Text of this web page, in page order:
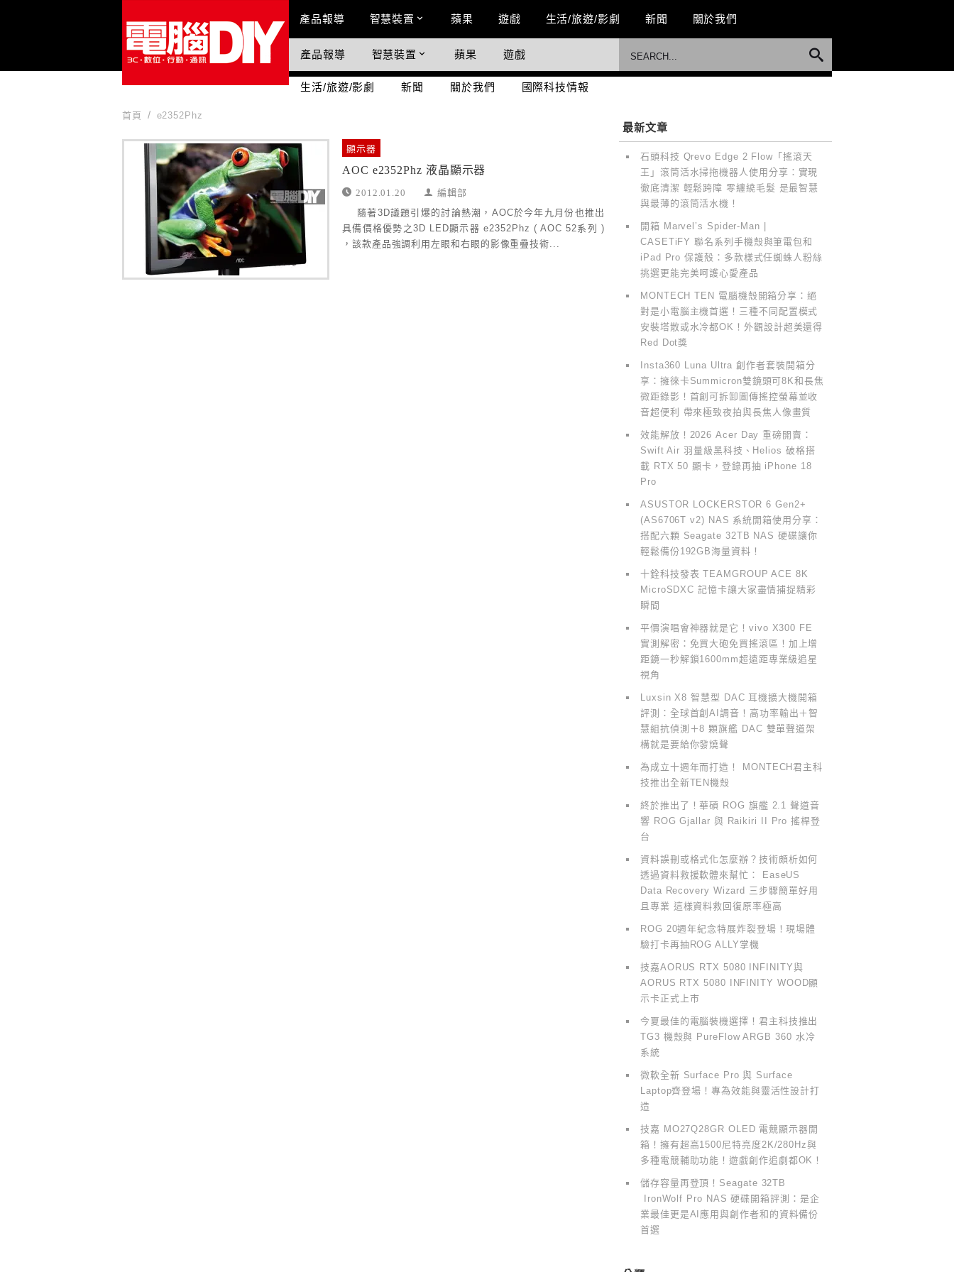
Main Menu
產品報導 智慧裝置 蘋果 遊戲 生活/旅遊/影劇 新聞 關於我們
國際科技情報
產品報導 智慧裝置 蘋果 遊戲
生活/旅遊/影劇 新聞 關於我們 國際科技情報
首頁 e2352Phz
e2352Phz 顯示器
AOC e2352Phz 液晶顯示器
2012.01.20 編輯部
隨著3D議題引爆的討論熱潮，AOC於今年九月份也推出
具備價格優勢之3D LED顯示器 e2352Phz ( AOC 52系列 )
，該款產品強調利用左眼和右眼的影像重疊技術...
最新文章
石頭科技 Qrevo Edge 2 Flow「搖滾天
王」滾筒活水掃拖機器人使用分享：實現
徹底清潔 輕鬆跨障 零纏繞毛髮 是最智慧
與最薄的滾筒活水機！
開箱 Marvel’s Spider-Man |
CASETiFY 聯名系列手機殼與筆電包和
iPad Pro 保護殼：多款樣式任蜘蛛人粉絲
挑選更能完美呵護心愛產品
MONTECH TEN 電腦機殼開箱分享：絕
對是小電腦主機首選！三種不同配置模式
安裝塔散或水冷都OK！外觀設計超美還得
Red Dot獎
Insta360 Luna Ultra 創作者套裝開箱分
享：擁徠卡Summicron雙鏡頭可8K和長焦
微距錄影！首創可拆卸圖傳搖控螢幕並收
音超便利 帶來極致夜拍與長焦人像畫質
效能解放！2026 Acer Day 重磅開賣：
Swift Air 羽量級黑科技、Helios 破格搭
載 RTX 50 顯卡，登錄再抽 iPhone 18
Pro
ASUSTOR LOCKERSTOR 6 Gen2+
(AS6706T v2) NAS 系統開箱使用分享：
搭配六顆 Seagate 32TB NAS 硬碟讓你
輕鬆備份192GB海量資料！
十銓科技發表 TEAMGROUP ACE 8K
MicroSDXC 記憶卡讓大家盡情捕捉精彩
瞬間
平價演唱會神器就是它！vivo X300 FE
實測解密：免買大砲免買搖滾區！加上增
距鏡一秒解鎖1600mm超遠距專業級追星
視角
Luxsin X8 智慧型 DAC 耳機擴大機開箱
評測：全球首創AI調音！高功率輸出＋智
慧組抗偵測＋8 顆旗艦 DAC 雙單聲道架
構就是要給你發燒聲
為成立十週年而打造！ MONTECH君主科
技推出全新TEN機殼
終於推出了！華碩 ROG 旗艦 2.1 聲道音
響 ROG Gjallar 與 Raikiri II Pro 搖桿登
台
資料誤刪或格式化怎麼辦？技術頗析如何
透過資料救援軟體來幫忙： EaseUS
Data Recovery Wizard 三步驟簡單好用
且專業 這樣資料救回復原率極高
ROG 20週年紀念特展炸裂登場！現場體
驗打卡再抽ROG ALLY掌機
技嘉AORUS RTX 5080 INFINITY與
AORUS RTX 5080 INFINITY WOOD顯
示卡正式上市
今夏最佳的電腦裝機選擇！君主科技推出
TG3 機殼與 PureFlow ARGB 360 水冷
系統
微軟全新 Surface Pro 與 Surface
Laptop齊登場！專為效能與靈活性設計打
造
技嘉 MO27Q28GR OLED 電競顯示器開
箱！擁有超高1500尼特亮度2K/280Hz與
多種電競輔助功能！遊戲創作追劇都OK！
儲存容量再登頂！Seagate 32TB
IronWolf Pro NAS 硬碟開箱評測：是企
業最佳更是AI應用與創作者和的資料備份
首選